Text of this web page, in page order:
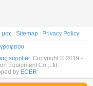
μας Sitemap
Privacy Policy
supplier. Copyright © 2019 -
Equipment Co.,Ltd..
by ECER